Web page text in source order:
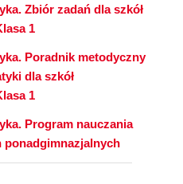
Zbiór zadań dla szkół
1
Poradnik metodyczny
dla szkół
1
Program nauczania
ponadgimnazjalnych